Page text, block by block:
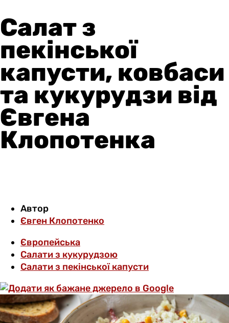
Салат з
пекінської
капусти, ковбаси
та кукурудзи від
Євгена
Клопотенка
Автор
Євген Клопотенко
Європейська
Салати з кукурудзою
Салати з пекінської капусти